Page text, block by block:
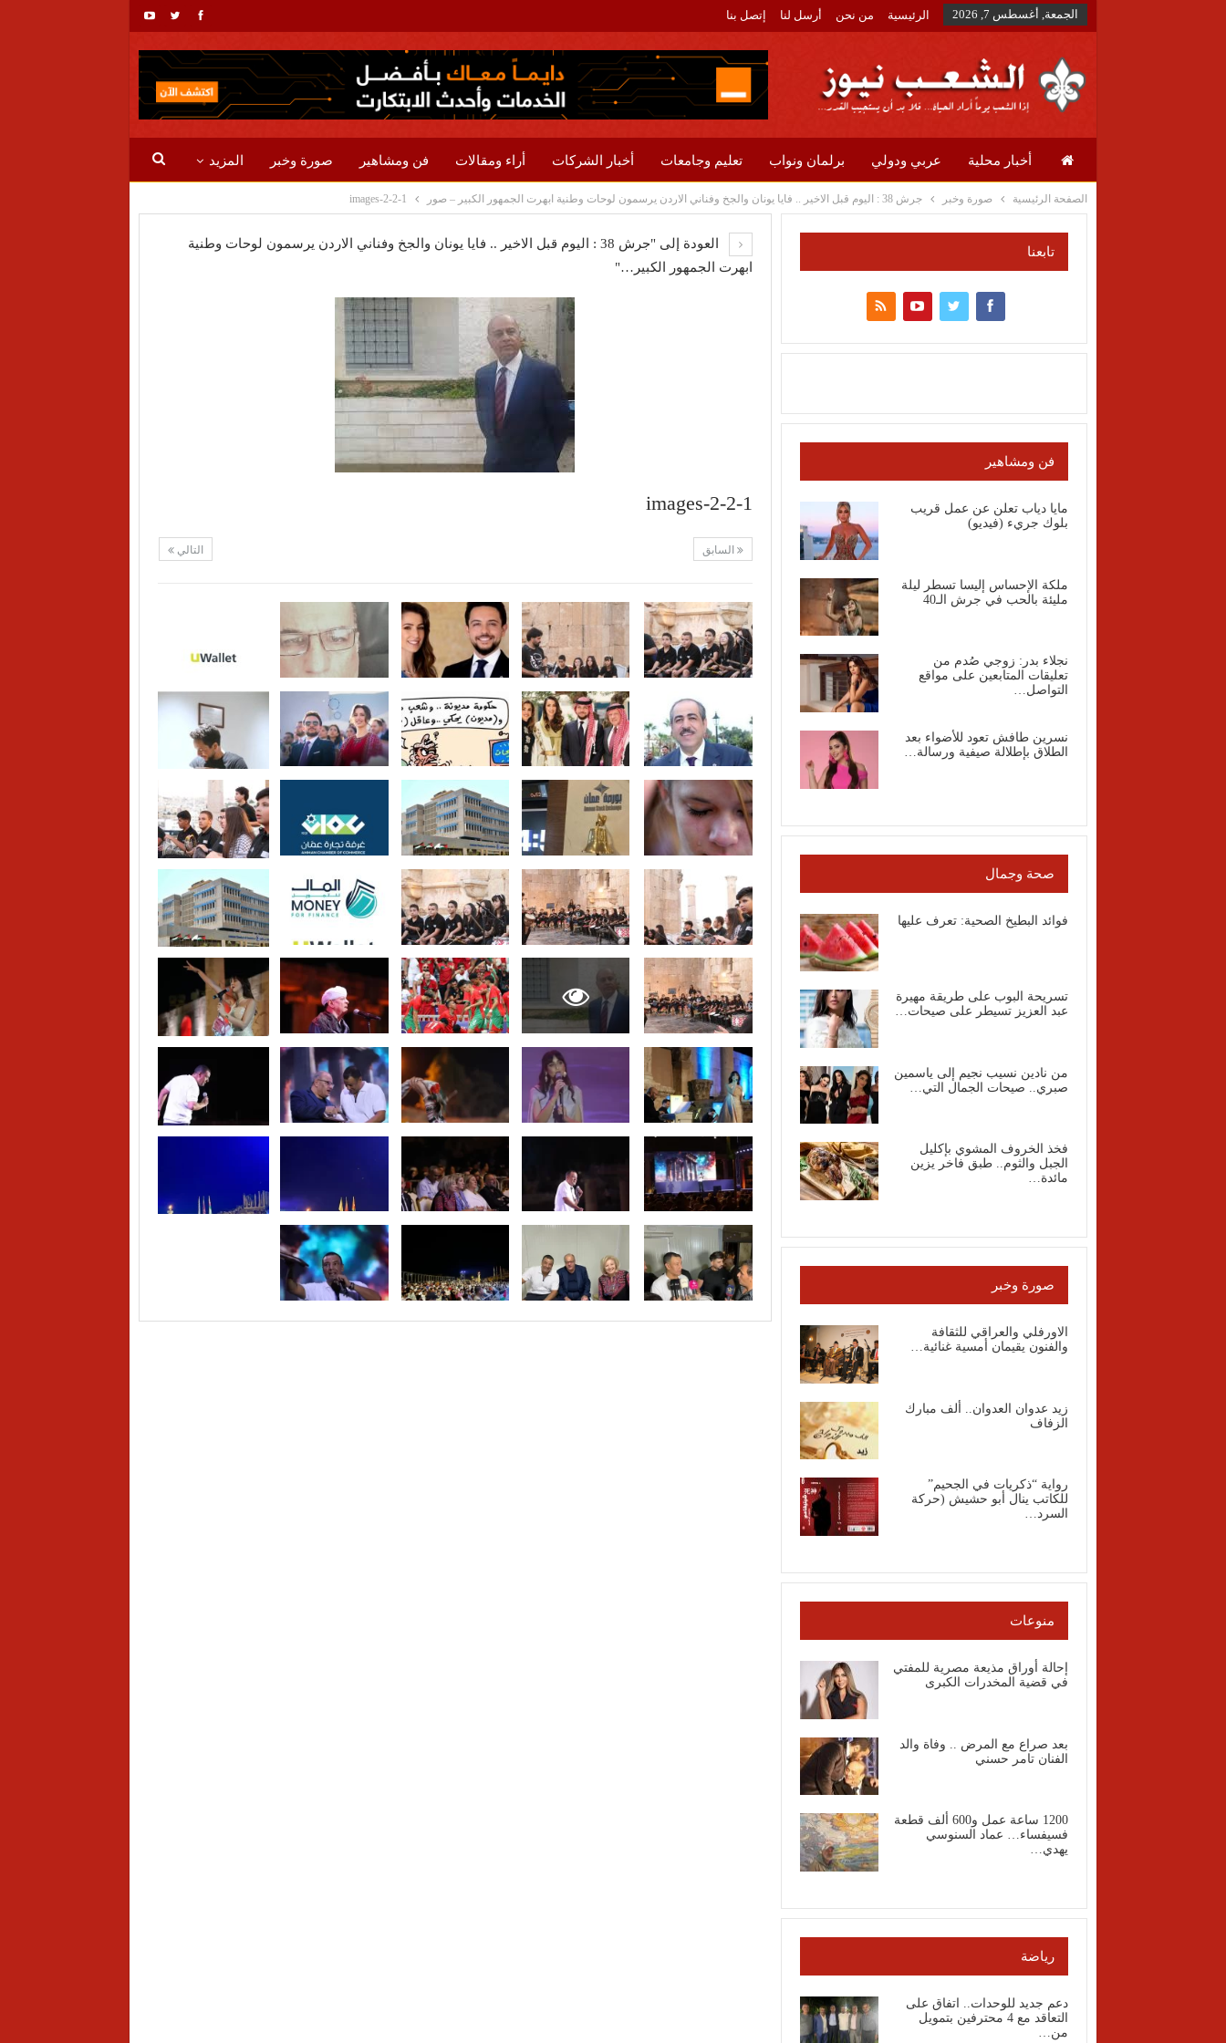
الجمعة, أغسطس 7, 2026 الرئيسية من نحن أرسل لنا إتصل بنا
أخبار محلية عربي ودولي برلمان ونواب تعليم وجامعات أخبار الشركات أراء ومقالات فن ومشاهير صورة وخبر المزيد
الصفحة الرئيسية صورة وخبر جرش 38 : اليوم قبل الاخير .. فايا يونان والجخ وفناني الاردن يرسمون لوحات وطنية ابهرت الجمهور الكبير – صور images-2-2-1
العودة إلى "جرش 38 : اليوم قبل الاخير .. فايا يونان والجخ وفناني الاردن يرسمون لوحات وطنية
ابهرت الجمهور الكبير…"
images-2-2-1
التالي السابق
تابعنا
فن ومشاهير
مايا دياب تعلن عن عمل قريب
بلوك جريء (فيديو)
ملكة الإحساس إليسا تسطر ليلة
مليئة بالحب في جرش الـ40
نجلاء بدر: زوجي صُدم من
تعليقات المتابعين على مواقع
التواصل…
نسرين طافش تعود للأضواء بعد
الطلاق بإطلالة صيفية ورسالة…
صحة وجمال
فوائد البطيخ الصحية: تعرف عليها
تسريحة البوب على طريقة مهيرة
عبد العزيز تسيطر على صيحات…
من نادين نسيب نجيم إلى ياسمين
صبري.. صيحات الجمال التي…
فخذ الخروف المشوي بإكليل
الجبل والثوم.. طبق فاخر يزين
مائدة…
صورة وخبر
الاورفلي والعراقي للثقافة
والفنون يقيمان أمسية غنائية…
زيد عدوان العدوان.. ألف مبارك
الزفاف
رواية “ذكريات في الجحيم”
للكاتب ينال أبو حشيش (حركة
السرد…
منوعات
إحالة أوراق مذيعة مصرية للمفتي
في قضية المخدرات الكبرى
بعد صراع مع المرض .. وفاة والد
الفنان تامر حسني
1200 ساعة عمل و600 ألف قطعة
فسيفساء… عماد السنوسي
يهدي…
رياضة
دعم جديد للوحدات.. اتفاق على
التعاقد مع 4 محترفين بتمويل
من…